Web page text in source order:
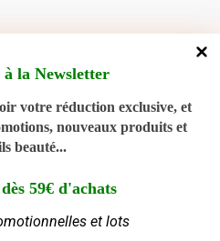
aux
la Newsletter
votre réduction exclusive, et
nouveaux produits et
beauté...
59€ d'achats
et lots
: 9h - 12h30 | 14h30 -